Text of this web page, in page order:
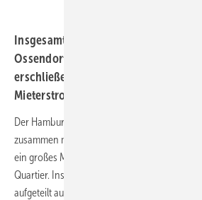
Insgesamt 41 Anlagen entstehen auf
Ossendorfer Gartenstadt in der
erschließen Green Planet Energy und
Mieterstrompotenzial im
Der Hamburger Ökoenergieversorger Green
zusammen mit der
ein großes Mieterstromprojekt inklusive
Quartier. Insgesamt 55 Wohngebäude der
aufgeteilt auf zehn Gebäuderiegel, belegen